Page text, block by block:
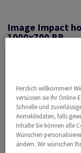
Image Impact
1000x700 BB
Image, Impact,
B1, BB, Paket zu 250
Weitere
Katalogpreis inkl.
CHF 1'276.01 34.11%
Herzlich willkommen!
versüssen sie Ihr Online-
Schnelle und
Anmeldedaten, falls
Inhalte Sie können alle
Wünschen
ändern. Wir wünschen